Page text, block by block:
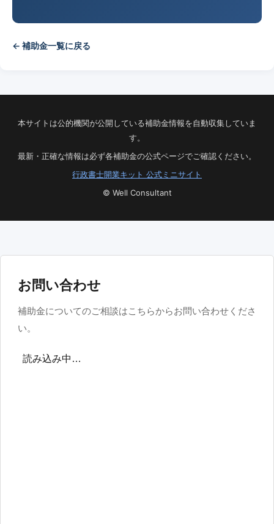
← 補助金一覧に戻る
本サイトは公的機関が公開している補助金情報を自動収集していま
す。
最新・正確な情報は必ず各補助金の公式ページでご確認ください。
行政書士開業キット 公式ミニサイト
© Well Consultant
お問い合わせ
補助金についてのご相談はこちらからお問い合わせくださ
い。